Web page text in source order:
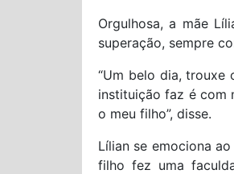
Orgulhosa, a mãe
superação, sempre
“Um belo dia, trouxe
instituição faz é com
o meu filho”, disse.
Lílian se emociona
filho fez uma